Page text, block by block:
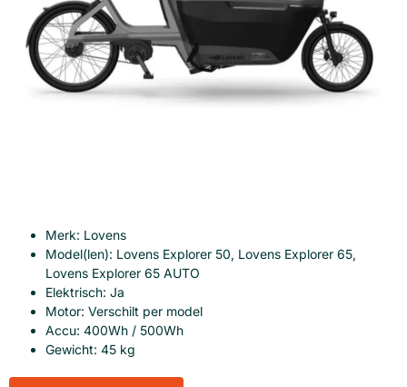
Merk: Lovens
Model(len): Lovens Explorer 50, Lovens Explorer 65,
Lovens Explorer 65 AUTO
Elektrisch: Ja
Motor: Verschilt per model
Accu: 400Wh / 500Wh
Gewicht: 45 kg